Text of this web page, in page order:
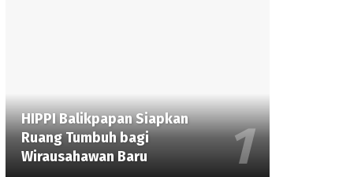
HIPPI Balikpapan Siapkan
Ruang Tumbuh bagi
Wirausahawan Baru